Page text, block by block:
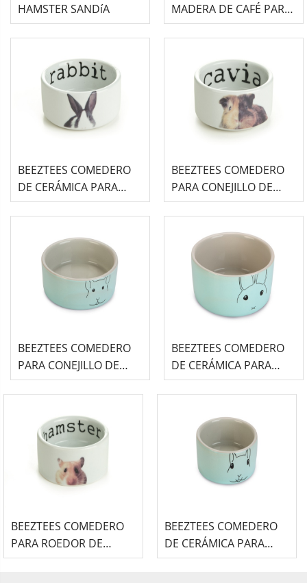
HAMSTER SANDíA
MADERA DE CAFÉ PARA
ROEDOR 10UDS
BEEZTEES COMEDERO
DE CERÁMICA PARA
CONEJO -SNAPSHOT-
BEEZTEES COMEDERO
PARA CONEJILLO DE
INDIAS -SNAPSHOT-
BEEZTEES COMEDERO
PARA CONEJILLO DE
INDIAS -GRIS/MENTA-
BEEZTEES COMEDERO
DE CERÁMICA PARA
CONEJO - VERDE MENTA
- JOELA
BEEZTEES COMEDERO
PARA ROEDOR DE
CERÁMICA CON MOTIVO
BEEZTEES COMEDERO
DE CERÁMICA PARA
HAMSTER - VERDE